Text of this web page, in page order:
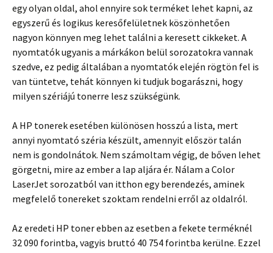
egy olyan oldal, ahol ennyire sok terméket lehet kapni, az
egyszerű és logikus keresőfelületnek köszönhetően
nagyon könnyen meg lehet találni a keresett cikkeket. A
nyomtatók ugyanis a márkákon belül sorozatokra vannak
szedve, ez pedig általában a nyomtatók elején rögtön fel is
van tüntetve, tehát könnyen ki tudjuk bogarászni, hogy
milyen szériájú tonerre lesz szükségünk.
A HP tonerek esetében különösen hosszú a lista, mert
annyi nyomtató széria készült, amennyit először talán
nem is gondolnátok. Nem számoltam végig, de bőven lehet
görgetni, mire az ember a lap aljára ér. Nálam a Color
LaserJet sorozatból van itthon egy berendezés, aminek
megfelelő tonereket szoktam rendelni erről az oldalról.
Az eredeti HP toner ebben az esetben a fekete terméknél
32 090 forintba, vagyis bruttó 40 754 forintba kerülne. Ezzel